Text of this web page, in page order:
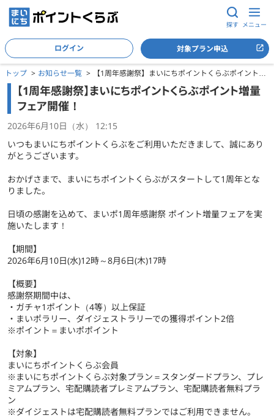
探す メニュー
ログイン 対象プラン申込
トップ お知らせ一覧
【1周年感謝祭】まいにちポイントくらぶポイント増
量フェア開催！
【1周年感謝祭】まいにちポイントくらぶポイント増量
フェア開催！
2026年6月10日（水） 12:15
いつもまいにちポイントくらぶをご利用いただきまして、誠にあり
がとうございます。
おかげさまで、まいにちポイントくらぶがスタートして1周年とな
りました。
日頃の感謝を込めて、まいポ1周年感謝祭 ポイント増量フェアを実
施いたします！
【期間】
2026年6月10日(水)12時～8月6日(木)17時
【概要】
感謝祭期間中は、
・ガチャ1ポイント（4等）以上保証
・まいポラリー、ダイジェストラリーでの獲得ポイント2倍
※ポイント＝まいポポイント
【対象】
まいにちポイントくらぶ会員
※まいにちポイントくらぶ対象プラン＝スタンダードプラン、プレ
ミアムプラン、宅配購読者プレミアムプラン、宅配購読者無料プラ
ン
※ダイジェストは宅配購読者無料プランではご利用できません。